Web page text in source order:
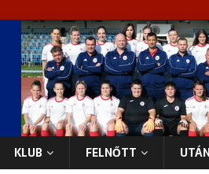
KLUB FELNŐTT